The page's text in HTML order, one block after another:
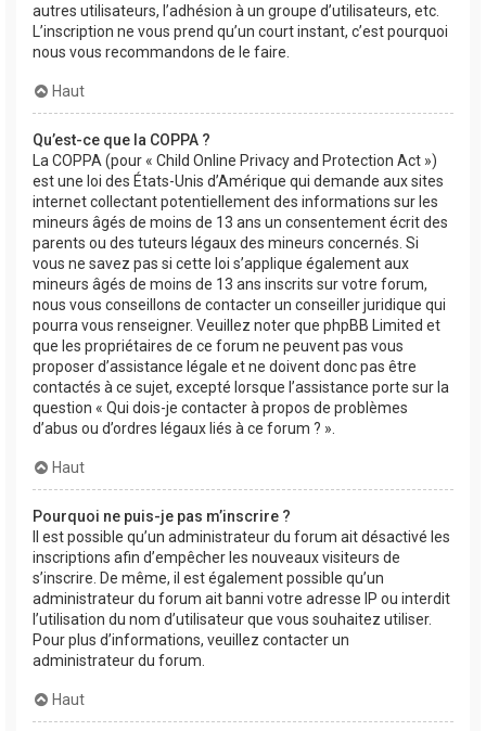
autres utilisateurs, l’adhésion à un groupe d’utilisateurs, etc.
L’inscription ne vous prend qu’un court instant, c’est pourquoi
nous vous recommandons de le faire.
Haut
Qu’est-ce que la COPPA ?
La COPPA (pour « Child Online Privacy and Protection Act »)
est une loi des États-Unis d’Amérique qui demande aux sites
internet collectant potentiellement des informations sur les
mineurs âgés de moins de 13 ans un consentement écrit des
parents ou des tuteurs légaux des mineurs concernés. Si
vous ne savez pas si cette loi s’applique également aux
mineurs âgés de moins de 13 ans inscrits sur votre forum,
nous vous conseillons de contacter un conseiller juridique qui
pourra vous renseigner. Veuillez noter que phpBB Limited et
que les propriétaires de ce forum ne peuvent pas vous
proposer d’assistance légale et ne doivent donc pas être
contactés à ce sujet, excepté lorsque l’assistance porte sur la
question « Qui dois-je contacter à propos de problèmes
d’abus ou d’ordres légaux liés à ce forum ? ».
Haut
Pourquoi ne puis-je pas m’inscrire ?
Il est possible qu’un administrateur du forum ait désactivé les
inscriptions afin d’empêcher les nouveaux visiteurs de
s’inscrire. De même, il est également possible qu’un
administrateur du forum ait banni votre adresse IP ou interdit
l’utilisation du nom d’utilisateur que vous souhaitez utiliser.
Pour plus d’informations, veuillez contacter un
administrateur du forum.
Haut